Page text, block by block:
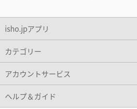
isho.jpアプリ
カテゴリー
アカウントサービス
ヘルプ＆ガイド